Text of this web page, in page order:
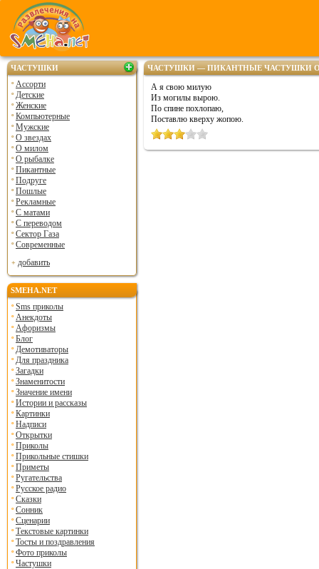
ЧАСТУШКИ
Ассорти
Детские
Женские
Компьютерные
Мужские
О звездах
О милом
О рыбалке
Пикантные
Подруге
Пошлые
Рекламные
С матами
С переводом
Сектор Газа
Современные
добавить
SMEHA.NET
Sms приколы
Анекдоты
Афоризмы
Блог
Демотиваторы
Для праздника
Загадки
Знаменитости
Значение имени
Истории и рассказы
Картинки
Надписи
Открытки
Приколы
Прикольные стишки
Приметы
Ругательства
Русское радио
Сказки
Сонник
Сценарии
Текстовые картинки
Тосты и поздравления
Фото приколы
Частушки
ЧАСТУШКИ — ПИКАНТНЫЕ ЧАСТУШКИ
А я свою милую
Из могилы вырою.
По спине похлопаю,
Поставлю кверху жопою.